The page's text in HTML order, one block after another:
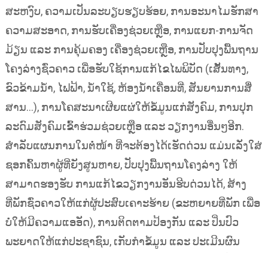
ສະຫງົບ, ຄວາມເປັນລະບຽບຮຽບຮ້ອຍ, ການອະນາໄມຮັກສາ
ຄວາມສະອາດ, ການຮັບເຄື່ອງຊ່ວຍເຫຼືອ, ການແຍກ-ການຈັດ
ມ້ຽນ ແລະ ການຄຸ້ມຄອງ ເຄື່ອງຊ່ວຍເຫຼືອ, ການປັບປຸງພື້ນຖານ
ໂຄງລ່າງຊົ່ວຄາວ ເພື່ອຮັບໃຊ້ການແກ້ໄຂໄພພິບັດ (ເສັ້ນທາງ,
ຂົວຂ້າມນໍ້າ, ໄຟຟ້າ, ນໍ້າໃຊ້, ຫ້ອງນໍ້າເຄື່ອນທີ່, ສັນຍານການສື່
ສານ...), ການໂຄສະນາເຜີຍແຜ່ໃຫ້ຂໍ້ມູນແກ່ສັງຄົມ, ການປຸກ
ລະດົມສັງຄົມເຂົ້າຮ່ວມຊ່ວຍເຫຼືອ ແລະ ວຽກງານອື່ນໆອີກ.
ສຳລັບແຜນການໃນຕໍ່ໜ້າ ທີ່ຈະຕ້ອງໄດ້ເຮັດດ່ວນ ແມ່ນເລັ່ງໃສ່
ຊອກຄົ້ນຫາຜູ້ທີ່ຍັງສູນຫາຍ, ປັບປຸງພື້ນຖານໂຄງລ່າງ ໃຫ້
ສາມາດຮອງຮັບ ການແກ້ໄຂວຽກງານອັນຮີບດ່ວນໄດ້, ສ້າງ
ທີ່ພັກຊົ່ວຄາວໃຫ້ແກ່ຜູ້ປະສົບເຄາະຮ້າຍ (ຂະຫຍາຍທີ່ພັກ ເພື່ອ
ບໍ່ໃຫ້ມີຄວາມແອອັດ), ການຕິດຕາມປ້ອງກັນ ແລະ ປິ່ນປົວ
ພະຍາດໃຫ້ແກ່ປະຊາຊົນ, ເກັບກຳຂໍ້ມູນ ແລະ ປະເມີນຜົນ